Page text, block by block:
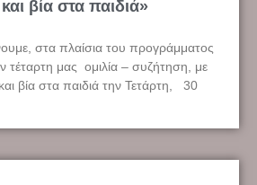
βία στα παιδιά»
στα πλαίσια του προγράμματος
τέταρτη μας ομιλία – συζήτηση, με
βία στα παιδιά την Τετάρτη, 30